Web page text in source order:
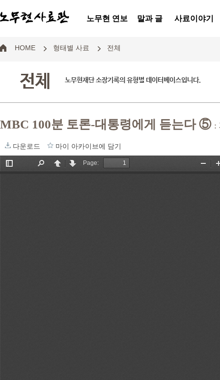
노무현 연보 말과 글 사료이야기
HOME 형태별 사료 전체
전체 노무현재단 소장기록의 유형별 데이터베이스입니다.
MBC 100분 토론-대통령에게 듣는다 ⑤ :
다운로드 마이 아카이브에 담기